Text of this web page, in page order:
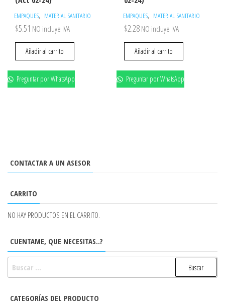
EMPAQUES, MATERIAL SANITARIO
$5.51 NO incluye IVA
Añadir al carrito
Preguntar por WhatsApp
EMPAQUES, MATERIAL SANITARIO
$2.28 NO incluye IVA
Añadir al carrito
Preguntar por WhatsApp
CONTACTAR A UN ASESOR
CARRITO
NO HAY PRODUCTOS EN EL CARRITO.
CUENTAME, QUE NECESITAS..?
CATEGORÍAS DEL PRODUCTO